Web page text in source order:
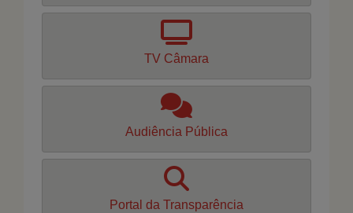
TV Câmara
Audiência Pública
Portal da Transparência